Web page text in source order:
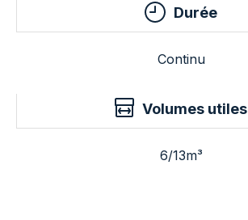
Durée
Continu
Volumes utiles
6/13m³